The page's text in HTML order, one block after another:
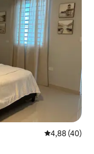
4,88 av 5 i
4,88 (40)